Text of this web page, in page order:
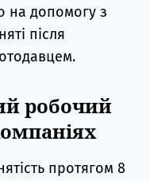
на допомогу з
після
робочий
протягом 8